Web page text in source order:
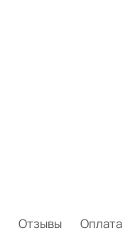
Отзывы Оплата